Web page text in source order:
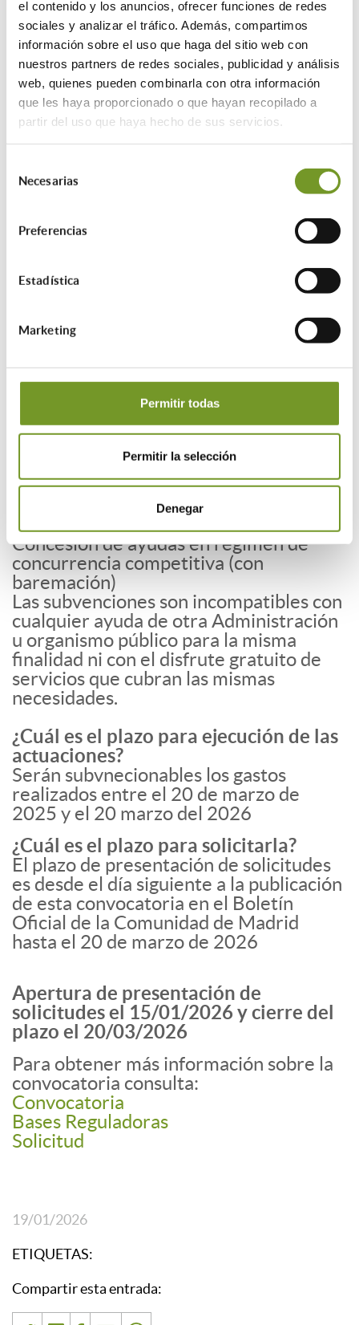
el contenido y los anuncios, ofrecer funciones de redes
sociales y analizar el tráfico. Además, compartimos
información sobre el uso que haga del sitio web con
nuestros partners de redes sociales, publicidad y análisis
web, quienes pueden combinarla con otra información
que les haya proporcionado o que hayan recopilado a
partir del uso que haya hecho de sus servicios.
Necesarias
Preferencias
Estadística
Marketing
Permitir todas
Permitir la selección
Denegar
la eliminación de barreras
arquitectónicas, movilidad interior y
eficiencia energética.
• Instalación equipamientos
domiciliarios que favorezcan la
promoción de la autonomía personal y la
promoción de la accesibilidad en
situaciones de dificultad
enfermedad o riesgo de exclusión social
viviendas conectadas mediante medios
tecnológicos, sistemas de conectividad y
Las actuaciones concretas se pueden
realizados entre el 20 de marzo de
¿Cuál es la cuantía de las ayudas?
Máximo el 90% del coste total, con un
máximo de 3.121 € anuales por
beneficiario o unidad de convivencia,
hasta agotar los fondos.
El crédito presupuestario asciende a
50.000 €.
Concesión de ayudas en régimen de
concurrencia competitiva (con
baremación)
Las subvenciones son incompatibles con
cualquier ayuda de otra Administración
u organismo público para la misma
finalidad ni con el disfrute gratuito de
servicios que cubran las mismas
necesidades.
¿Cuál es el plazo para ejecución de las
actuaciones?
Serán subvnecionables los gastos
realizados entre el 20 de marzo de
2025 y el 20 marzo del 2026
¿Cuál es el plazo para solicitarla?
El plazo de presentación de solicitudes
es desde el día siguiente a la publicación
de esta convocatoria en el Boletín
Oficial de la Comunidad de Madrid
hasta el 20 de marzo de 2026
Apertura de presentación de
solicitudes el 15/01/2026 y cierre del
plazo el 20/03/2026
Para obtener más información sobre la
convocatoria consulta:
Convocatoria
Bases Reguladoras
Solicitud
19/01/2026
ETIQUETAS:
Compartir esta entrada: